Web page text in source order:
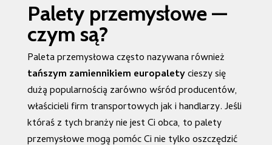
Palety przemysłowe —
czym są?
Paleta przemysłowa często nazywana również
tańszym zamiennikiem europaletycieszy się
dużą popularnością zarówno wśród producentów,
właścicieli firm transportowych jak i handlarzy. Jeśli
któraś z tych branży nie jest Ci obca, to palety
przemysłowe mogą pomóc Ci nie tylko oszczędzić